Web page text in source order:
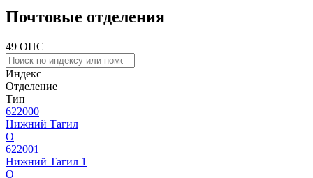
Почтовые отделения
49 ОПС
Индекс
Отделение
Тип
622000
Нижний Тагил
О
622001
Нижний Тагил 1
О